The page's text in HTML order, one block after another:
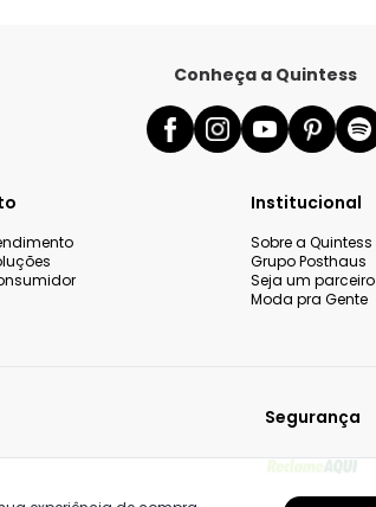
Conheça a Quintess
Institucional
Sobre a Quintess
Grupo Posthaus
Seja um parceiro
Moda pra Gente
Segurança